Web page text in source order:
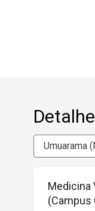
Mercado
O Médico
grande
de qualidade
Medicina
(Campus